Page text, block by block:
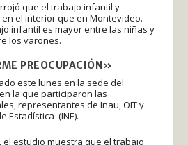
que el trabajo infantil y
el interior que en Montevideo.
infantil es mayor entre las niñas y
los varones.
PREOCUPACIÓN»
este lunes en la sede del
la que participaron las
representantes de Inau, OIT y
Estadística (INE).
el estudio muestra que el trabajo